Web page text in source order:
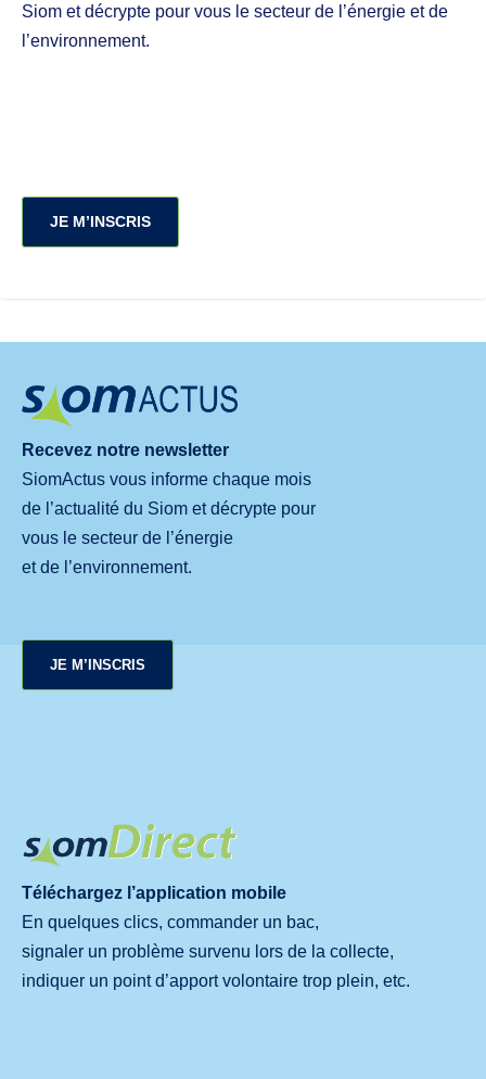
Siom et décrypte pour vous le secteur de l’énergie et de
l’environnement.
JE M’INSCRIS
Recevez notre newsletter
SiomActus vous informe chaque mois
de l’actualité du Siom et décrypte pour
vous le secteur de l’énergie
et de l’environnement.
JE M’INSCRIS
Téléchargez l’application mobile
En quelques clics, commander un bac,
signaler un problème survenu lors de la collecte,
indiquer un point d’apport volontaire trop plein, etc.